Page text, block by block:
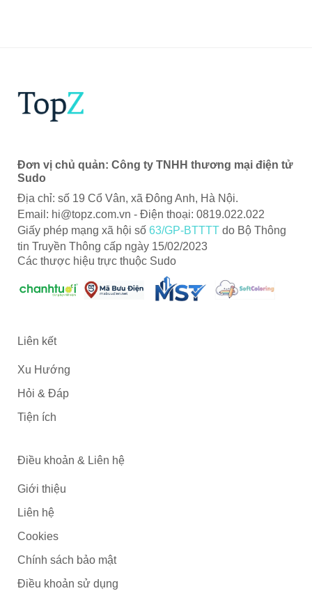
Đơn vị chủ quản: Công ty TNHH thương mại điện tử
Sudo
Địa chỉ: số 19 Cổ Vân, xã Đông Anh, Hà Nội.
Email: hi@topz.com.vn - Điện thoại: 0819.022.022
Giấy phép mạng xã hội số 63/GP-BTTTT do Bộ Thông
tin Truyền Thông cấp ngày 15/02/2023
Các thược hiệu trực thuộc Sudo
Liên kết
Xu Hướng
Hỏi & Đáp
Tiện ích
Điều khoản & Liên hệ
Giới thiệu
Liên hệ
Cookies
Chính sách bảo mật
Điều khoản sử dụng